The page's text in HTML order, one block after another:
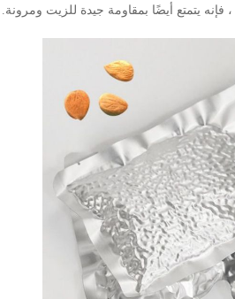
يتمتع أيضًا بمقاومة جيدة للزيت ومرونة.